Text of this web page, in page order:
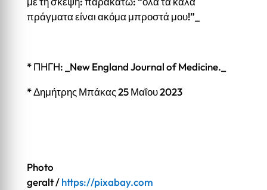
πράγματα είναι ακόμα μπροστά μου!”_
* ΠΗΓΗ: _New England Journal of Medicine._
* Δημήτρης Μπάκας 25 Μαΐου 2023
Photo
geralt /https://pixabay.com